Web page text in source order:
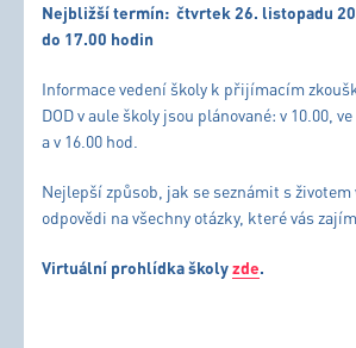
Nejbližší termín: čtvrtek 26. listopadu
do 17.00 hodin
Informace vedení školy k přijímacím
DOD v aule školy jsou plánované: v 10.00, ve
a v 16.00 hod.
Nejlepší způsob, jak se seznámit s
odpovědi na všechny otázky, které vás
Virtuální prohlídka školyzde.